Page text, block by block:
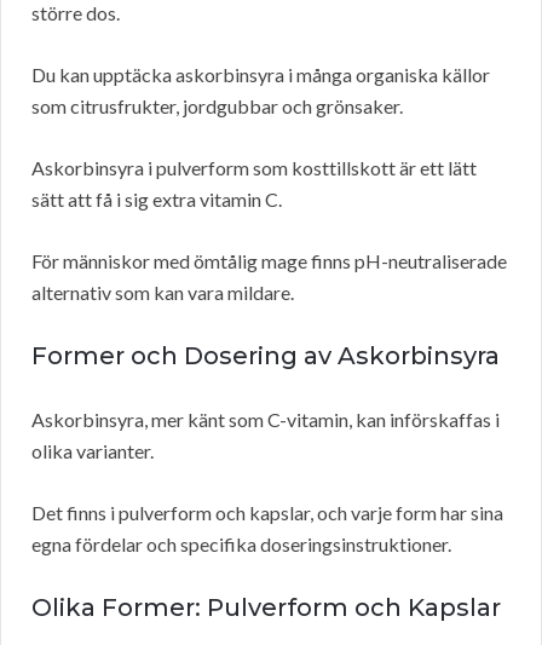
större dos.
Du kan upptäcka askorbinsyra i många organiska källor
som citrusfrukter, jordgubbar och grönsaker.
Askorbinsyra i pulverform som kosttillskott är ett lätt
sätt att få i sig extra vitamin C.
För människor med ömtålig mage finns pH-neutraliserade
alternativ som kan vara mildare.
Former och Dosering av Askorbinsyra
Askorbinsyra, mer känt som C-vitamin, kan införskaffas i
olika varianter.
Det finns i pulverform och kapslar, och varje form har sina
egna fördelar och specifika doseringsinstruktioner.
Olika Former: Pulverform och Kapslar